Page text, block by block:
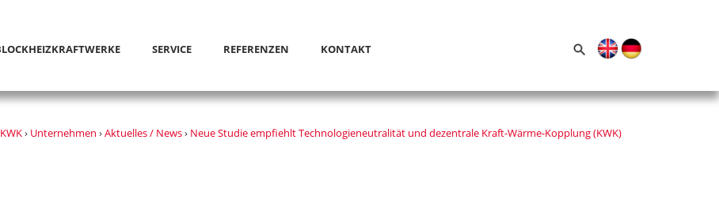
SERVICE REFERENZEN KONTAKT
SUCHE
› Unternehmen ›Aktuelles / News› Neue Studie empfiehlt Technologieneutralität und dezentrale Kraft-Wärme-Kopplung (KWK)